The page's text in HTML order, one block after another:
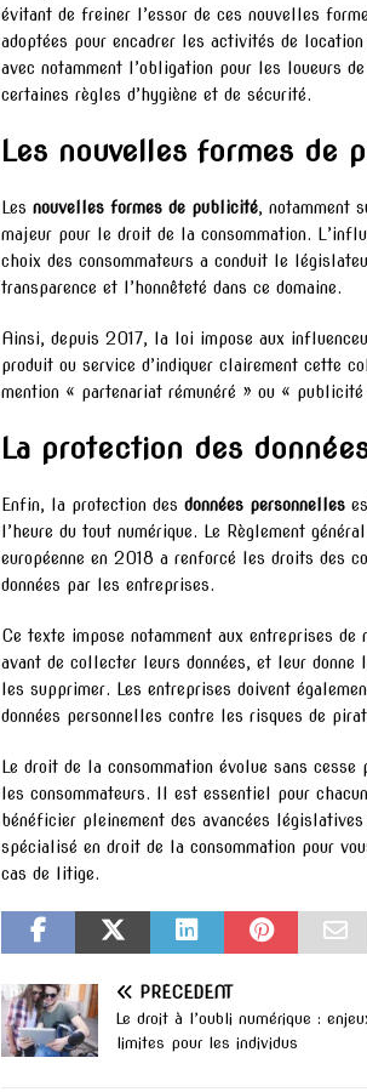
évitant de freiner l’essor de ces nouvelles
adoptées pour encadrer les activités de
avec notamment l’obligation pour les loueurs
certaines règles d’hygiène et de sécurité.
Les nouvelles formes de
Les nouvelles formes de publicité, notamment
majeur pour le droit de la consommation.
choix des consommateurs a conduit le
transparence et l’honnêteté dans ce domaine.
Ainsi, depuis 2017, la loi impose aux
produit ou service d’indiquer clairement cette
mention « partenariat rémunéré » ou «
La protection des
Enfin, la protection des données personnelles
l’heure du tout numérique. Le Règlement
européenne en 2018 a renforcé les droits des
données par les entreprises.
Ce texte impose notamment aux entreprises
avant de collecter leurs données, et leur
les supprimer. Les entreprises doivent
données personnelles contre les risques de
Le droit de la consommation évolue sans cesse
les consommateurs. Il est essentiel pour
bénéficier pleinement des avancées
spécialisé en droit de la consommation pour
cas de litige.
PRÉCÉDENT
Le droit à l’oubli numérique :
limites pour les individus